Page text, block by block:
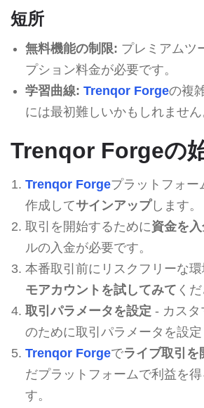
短所
無料機能の制限: プレミアムツ
プション料金が必要です。
学習曲線: Trenqor Forgeの複
には最初難しいかもしれません
Trenqor Forgeの
Trenqor Forgeプラットフォー
作成してサインアップします。
取引を開始するために資金を
ルの入金が必要です。
本番取引前にリスクフリーな
モアカウントを試してみて くだ
取引パラメータを設定 - カスタ
のために取引パラメータを設定
Trenqor Forgeでライブ取引を
だプラットフォームで利益を
す。